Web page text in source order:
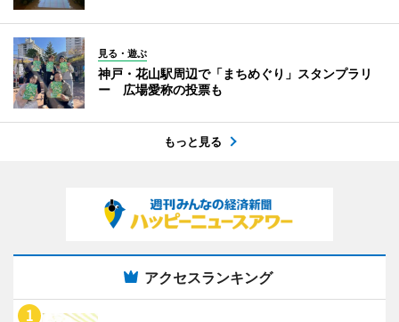
見る・遊ぶ
神戸・花山駅周辺で「まちめぐり」スタンプラリ
ー 広場愛称の投票も
もっと見る
アクセスランキング